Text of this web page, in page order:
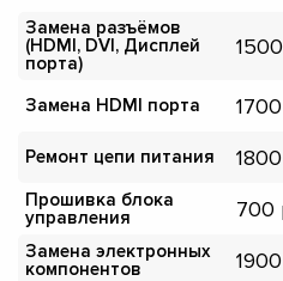
Замена разъёмов
(HDMI, DVI, Дисплей
порта)
1500
Замена HDMI порта 1700
Ремонт цепи питания 1800
Прошивка блока
управления
700
Замена электронных
компонентов
1900